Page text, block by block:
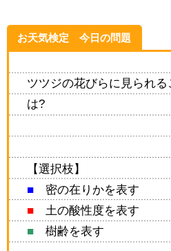
お天気検定 今日の問題
ツツジの花びらに見られ
は?
【選択枝】
■密の在りかを表す
■土の酸性度を表す
■樹齢を表す